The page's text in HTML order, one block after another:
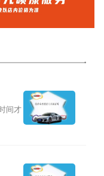
间才